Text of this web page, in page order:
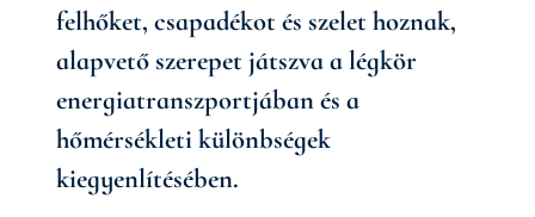
felhőket, csapadékot és szelet hoznak,
alapvető szerepet játszva a légkör
energiatranszportjában és a
hőmérsékleti különbségek
kiegyenlítésében.